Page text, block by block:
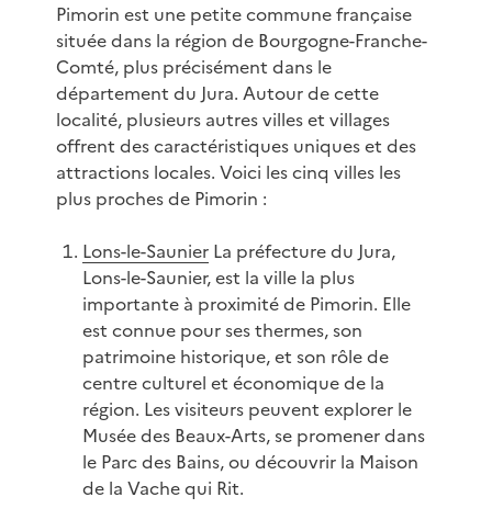
Pimorin est une petite commune française
située dans la région de Bourgogne-Franche-
Comté, plus précisément dans le
département du Jura. Autour de cette
localité, plusieurs autres villes et villages
offrent des caractéristiques uniques et des
attractions locales. Voici les cinq villes les
plus proches de Pimorin :
Lons-le-SaunierLa préfecture du Jura,
Lons-le-Saunier, est la ville la plus
importante à proximité de Pimorin. Elle
est connue pour ses thermes, son
patrimoine historique, et son rôle de
centre culturel et économique de la
région. Les visiteurs peuvent explorer le
Musée des Beaux-Arts, se promener dans
le Parc des Bains, ou découvrir la Maison
de la Vache qui Rit.